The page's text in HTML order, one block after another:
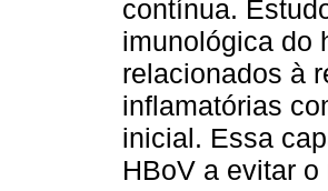
contínua.
imunológica do
relacionados à
inflamatórias
inicial. Essa
HBoV a evitar